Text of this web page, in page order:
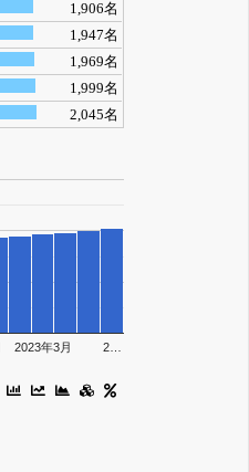
1,906名
1,947名
1,969名
1,999名
2,045名
2023年3月 2…